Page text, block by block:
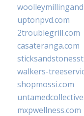
uptonpvd.com
2troublegrill.com
casateranga.com
walkers-
shopmossi.com
mxpwellness.com